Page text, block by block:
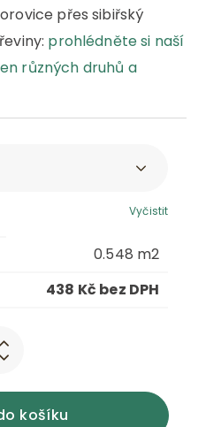
přes sibiřský
prohlédněte si naší
různých druhů a
Vyčistit
0.548 m2
438 Kč bez DPH
košíku